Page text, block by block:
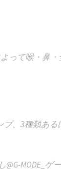
って喉・鼻
プ、3種類あ
@G-MODE_ゲ